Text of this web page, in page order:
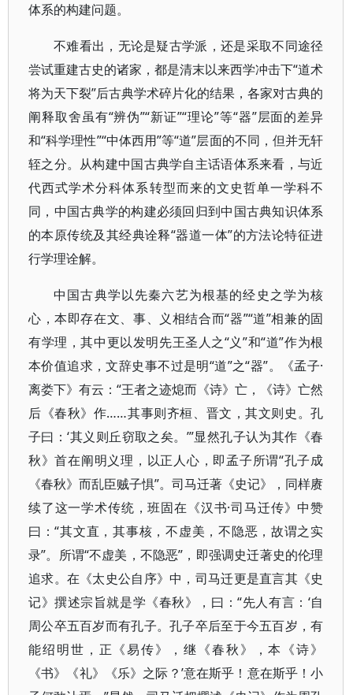
体系的构建问题。
不难看出，无论是疑古学派，还是采取不同途径
尝试重建古史的诸家，都是清末以来西学冲击下“道术
将为天下裂”后古典学术碎片化的结果，各家对古典的
阐释取舍虽有“辨伪”“新证”“理论”等“器”层面的差异
和“科学理性”“中体西用”等“道”层面的不同，但并无轩
轾之分。从构建中国古典学自主话语体系来看，与近
代西式学术分科体系转型而来的文史哲单一学科不
同，中国古典学的构建必须回归到中国古典知识体系
的本原传统及其经典诠释“器道一体”的方法论特征进
行学理诠解。
中国古典学以先秦六艺为根基的经史之学为核
心，本即存在文、事、义相结合而“器”“道”相兼的固
有学理，其中更以发明先王圣人之“义”和“道”作为根
本价值追求，文辞史事不过是明“道”之“器”。《孟子·
离娄下》有云：“王者之迹熄而《诗》亡，《诗》亡然
后《春秋》作……其事则齐桓、晋文，其文则史。孔
子曰：‘其义则丘窃取之矣。’”显然孔子认为其作《春
秋》首在阐明义理，以正人心，即孟子所谓“孔子成
《春秋》而乱臣贼子惧”。司马迁著《史记》，同样赓
续了这一学术传统，班固在《汉书·司马迁传》中赞
曰：“其文直，其事核，不虚美，不隐恶，故谓之实
录”。所谓“不虚美，不隐恶”，即强调史迁著史的伦理
追求。在《太史公自序》中，司马迁更是直言其《史
记》撰述宗旨就是学《春秋》，曰：“先人有言：‘自
周公卒五百岁而有孔子。孔子卒后至于今五百岁，有
能绍明世，正《易传》，继《春秋》，本《诗》
《书》《礼》《乐》之际？’意在斯乎！意在斯乎！小